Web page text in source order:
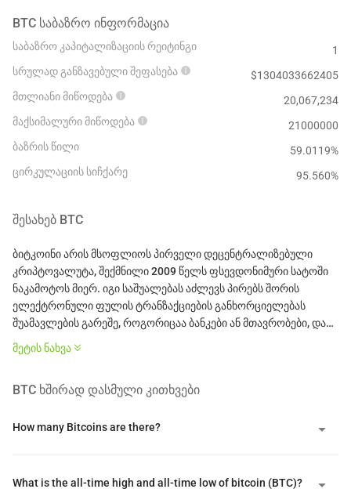
BTC ᲡᲐᲑᲐᲖᲠᲝ ᲘᲜᲤᲝᲠᲛᲐᲪᲘᲐ
საბაზრო კაპიტალიზაციის რეიტინგი
1
სრულად განზავებული შეფასება
$1304033662405
მთლიანი მიწოდება
20,067,234
მაქსიმალური მიწოდება
21000000
ბაზრის წილი
59.0119%
ცირკულაციის სიჩქარე
95.560%
ᲨᲔᲡᲐᲮᲔᲑ BTC
ბიტკოინი არის მსოფლიოს პირველი დეცენტრალიზებული
კრიპტოვალუტა, შექმნილი 2009 წელს ფსევდონიმური სატოში
ნაკამოტოს მიერ. იგი საშუალებას აძლევს პირებს შორის
ელექტრონული ფულის ტრანზაქციების განხორციელებას
შუამავლების გარეშე, როგორიცაა ბანკები ან მთავრობები, და
მუშაობს ბლოკჩეინზე, რომელიც დაცულია Proof of Work
მეშვეობით და SHA-256 კრიპტოგრაფიული ალგორითმით.
ბიტკოინის მიწოდების ფიქსირებული ზღვარი არის 21 მილიონი
რაც ამცირებს მინდვრების ჯილდოებს, ბიტკოინი შექმნილია
ორმაგი ხარჯვის პრობლემის გადაწყვეტით, Trusted
მეტის ნახვა
BTC ᲮᲨᲘᲠᲐᲓ ᲓᲐᲡᲛᲣᲚᲘ ᲙᲘᲗᲮᲕᲔᲑᲘ
How many Bitcoins are there?
What is the all-time high and all-time low of bitcoin (BTC)?